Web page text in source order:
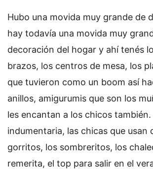
Hubo una movida muy grande de
hay todavía una movida muy
decoración del hogar y ahí tenés
brazos, los centros de mesa, los
que tuvieron como un boom así
anillos, amigurumis que son los
les encantan a los chicos también.
indumentaria, las chicas que usan
gorritos, los sombreritos, los
remerita, el top para salir en el